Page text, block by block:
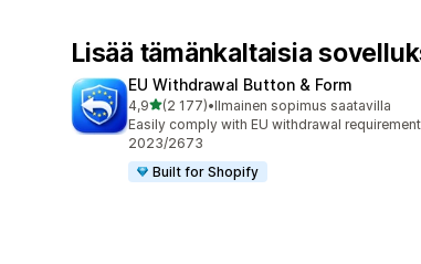
Lisää tämänkaltaisia
EU Withdrawal Button & Form
4,9/ 5 tähteä
(2 177)
2177 arvostelua yhteensä
•Ilmainen sopimus saatavilla
Easily comply with EU withdrawal
2023/2673
Built for Shopify